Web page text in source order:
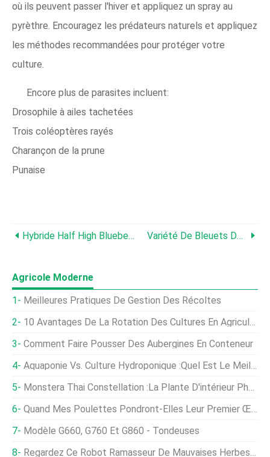
où ils peuvent passer l'hiver et appliquez un spray au
pyrèthre. Encouragez les prédateurs naturels et appliquez
les méthodes recommandées pour protéger votre
culture.
Encore plus de parasites incluent:
Drosophile à ailes tachetées
Trois coléoptères rayés
Charançon de la prune
Punaise
Hybride Half High Blueberry - Cultiver Des Plants De Myrtilles À Moitié Élevés Variété De Bleuets De Camélia:qu'est-Ce Qu'un Buisson De Bleuets De Camélia
Agricole Moderne
Meilleures Pratiques De Gestion Des Récoltes
10 Avantages De La Rotation Des Cultures En Agriculture
Comment Faire Pousser Des Aubergines En Conteneur
Aquaponie Vs. Culture Hydroponique :quel Est Le Meilleur ?
Monstera Thai Constellation :la Plante D'intérieur Phare
Quand Mes Poulettes Pondront-Elles Leur Premier Œuf ?
Modèle G660, G760 Et G860 - Tondeuses
Regardez Ce Robot Ramasseur De Mauvaises Herbes À Énergie Solaire